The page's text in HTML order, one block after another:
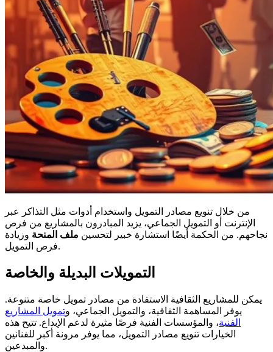
من خلال تنويع مصادر التمويل واستخدام أدوات مثل التذاكر عبر
الإنترنت أو التمويل الجماعي، يزيد المبادرون بالمشاريع من فرص
نجاحهم. من الحكمة أيضًا استشارة خبير لتحسين ملف المنحة وزيادة
فرص التمويل.
التمويلات البديلة والخاصة
يمكن للمشاريع الثقافية الاستفادة من مصادر تمويل خاصة متنوعة.
يوفر المساهمة الثقافية، والتمويل الجماعي، وتمويل المشاريع
الفنية، والمؤسسات الفنية فرصًا مثيرة لدعم الإبداع. تتيح هذه
الخيارات تنويع مصادر التمويل، مما يوفر مرونة أكبر للفنانين
والمبدعين.